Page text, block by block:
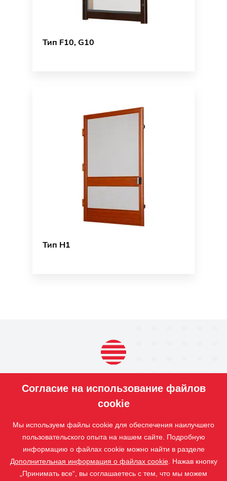
Тип F10, G10
Тип H1
ПРОДУКЦИЯ
ISOTRA
КОНТАКТ
Согласие на использование файлов
cookie
Мы используем файлы cookie для обеспечения наилучшего
пользовательского опыта на нашем сайте. Подробную
информацию о файлах cookie можно найти в разделе
Дополнительная информация о файлах cookie. Нажав кнопку
„Принимать все“, вы соглашаетесь с тем, что мы можем